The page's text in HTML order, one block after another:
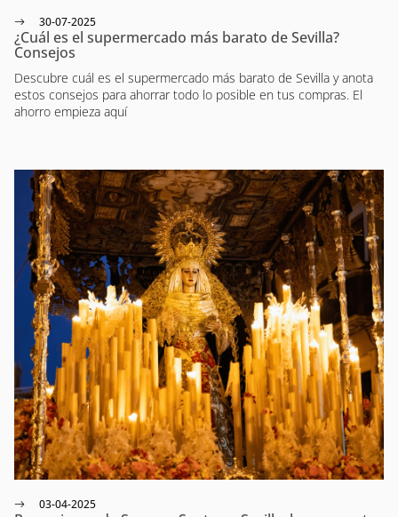
30-07-2025
¿Cuál es el supermercado más barato de Sevilla?
Consejos
Descubre cuál es el supermercado más barato de Sevilla y anota
estos consejos para ahorrar todo lo posible en tus compras. El
ahorro empieza aquí
03-04-2025